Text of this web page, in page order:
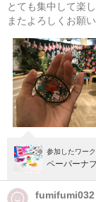
【hyggeシリー
ズワークショッ
準備中
とても集中して楽
またよろしくお願い
参加したワー
ペーパーナ
fumifumi032